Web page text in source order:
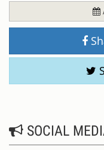
SOCIAL